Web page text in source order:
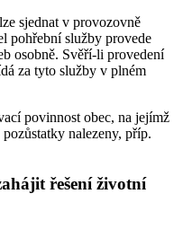
sjednat v provozovně
pohřební služby provede
osobně. Svěří-li provedení
za tyto služby v plném
povinnost obec, na jejímž
nalezeny, příp.
řešení životní